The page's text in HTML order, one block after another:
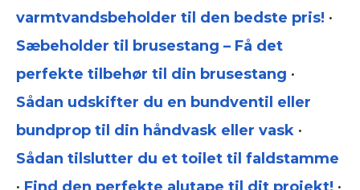
varmtvandsbeholder til den bedste pris! •
Sæbeholder til brusestang – Få det
perfekte tilbehør til din brusestang •
Sådan udskifter du en bundventil eller
bundprop til din håndvask eller vask •
Sådan tilslutter du et toilet til faldstamme